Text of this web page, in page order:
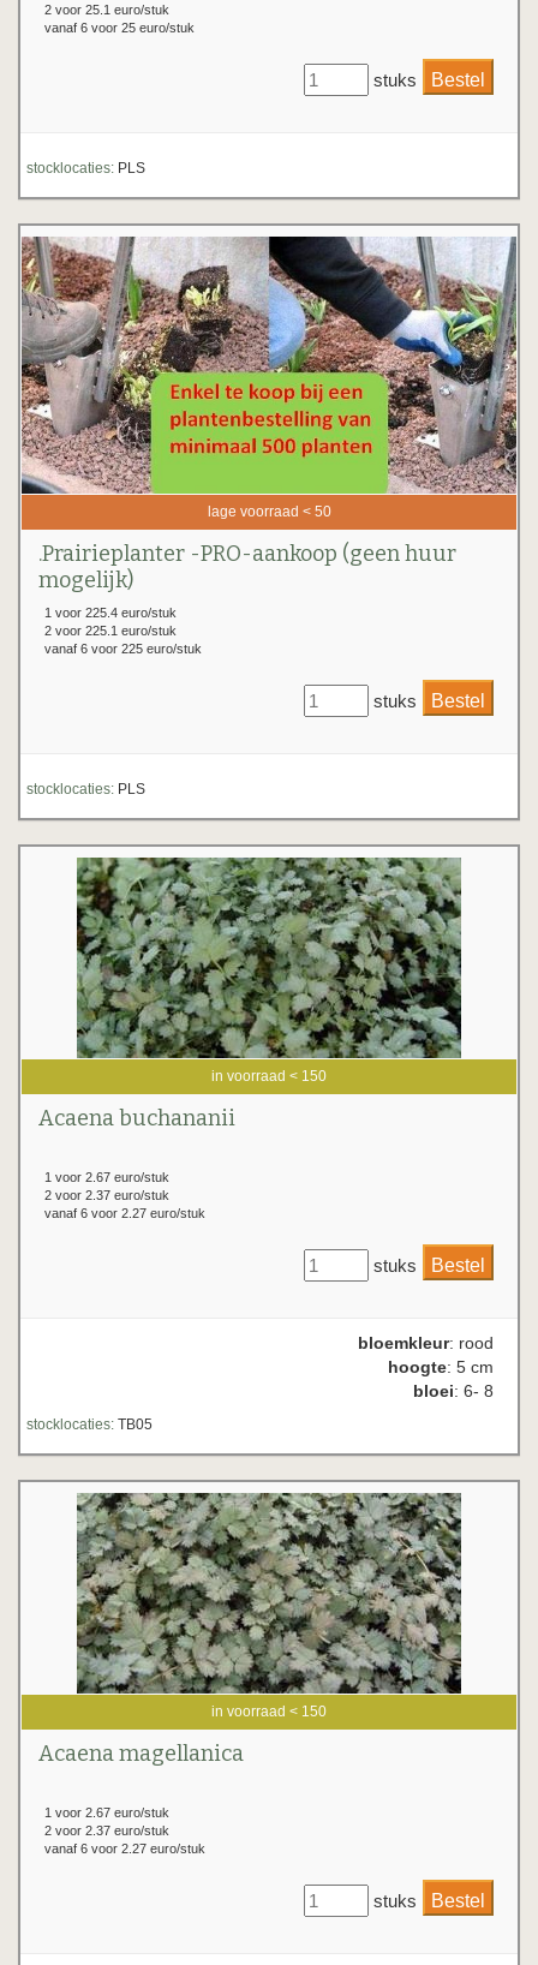
2 voor 25.1 euro/stuk
vanaf 6 voor 25 euro/stuk
stuks
stocklocaties: PLS
lage voorraad < 50
.Prairieplanter -PRO-aankoop (geen huur
mogelijk)
1 voor 225.4 euro/stuk
2 voor 225.1 euro/stuk
vanaf 6 voor 225 euro/stuk
stuks
stocklocaties: PLS
in voorraad < 150
Acaena buchananii
1 voor 2.67 euro/stuk
2 voor 2.37 euro/stuk
vanaf 6 voor 2.27 euro/stuk
stuks
bloemkleur: rood
hoogte: 5 cm
bloei: 6- 8
stocklocaties: TB05
in voorraad < 150
Acaena magellanica
1 voor 2.67 euro/stuk
2 voor 2.37 euro/stuk
vanaf 6 voor 2.27 euro/stuk
stuks